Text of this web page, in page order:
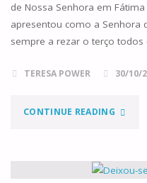
de Nossa Senhora em
apresentou como a Senhora
sempre a rezar o terço todos
TERESA POWER 30/10/
CONTINUE READING"O
DA